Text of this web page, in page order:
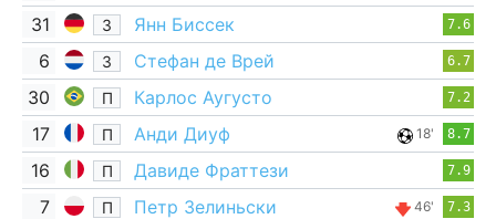
31 З Янн Биссек 7.6
6 З Стефан де Врей 6.7
30 П Карлос Аугусто 7.2
17 П Анди Диуф 18' 8.7
16 П Давиде Фраттези 7.9
7 П Петр Зелиньски 46' 7.3